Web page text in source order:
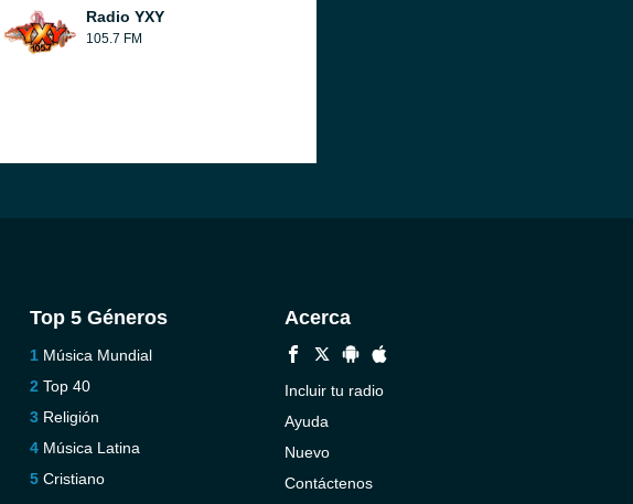
Radio YXY
105.7 FM
Top 5 Géneros
Música Mundial
Top 40
Religión
Música Latina
Cristiano
Acerca
Incluir tu radio
Ayuda
Nuevo
Contáctenos